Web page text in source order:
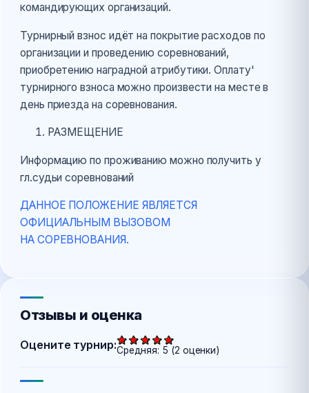
командирующих организаций.
Турнирный взнос идёт на покрытие расходов по
организации и проведению соревнований,
приобретению наградной атрибутики. Оплату'
турнирного взноса можно произвести на месте в
день приезда на соревнования.
РАЗМЕЩЕНИЕ
Информацию по проживанию можно получить у
гл.судьи соревнований
ДАННОЕ ПОЛОЖЕНИЕ ЯВЛЯЕТСЯ
ОФИЦИАЛЬНЫМ ВЫЗОВОМ
НА СОРЕВНОВАНИЯ.
Отзывы и оценка
Оцените турнир:Средняя: 5 (2 оценки)